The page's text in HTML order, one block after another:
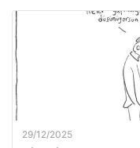
29/12/2025